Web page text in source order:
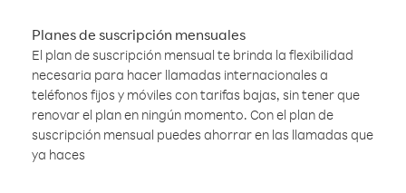
Planes de suscripción mensuales
El plan de suscripción mensual te brinda la flexibilidad
necesaria para hacer llamadas internacionales a
teléfonos fijos y móviles con tarifas bajas, sin tener que
renovar el plan en ningún momento. Con el plan de
suscripción mensual puedes ahorrar en las llamadas que
ya haces